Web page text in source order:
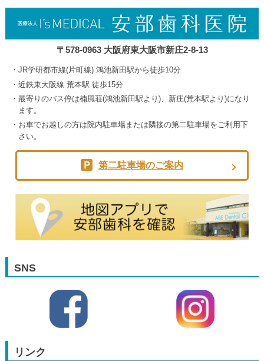
〒578-0963 大阪府東大阪市新庄2-8-13
JR学研都市線(片町線) 鴻池新田駅から徒歩10分
近鉄東大阪線 荒本駅 徒歩15分
最寄りのバス停は楠風荘(鴻池新田駅より)、新庄(荒本駅より)になり
ます。
お車でお越しの方は院内駐車場または隣接の第二駐車場をご利用下
さい。
第二駐車場のご案内
SNS
リンク